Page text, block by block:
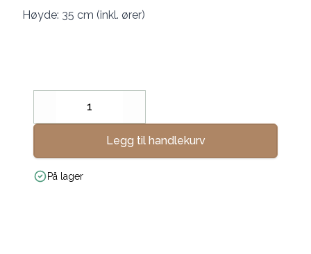
Høyde: 35 cm (inkl. ører)
Decrease
Legg til handlekurv
På lager